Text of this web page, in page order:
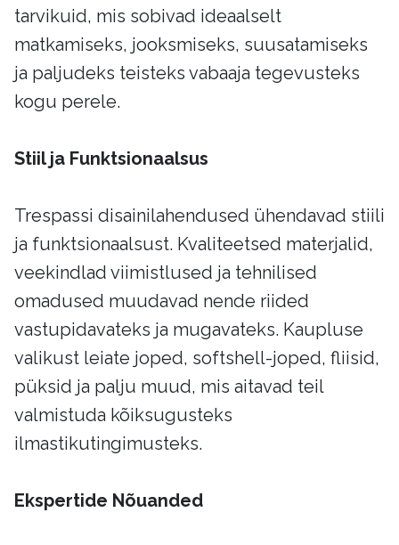
tarvikuid, mis sobivad ideaalselt
matkamiseks, jooksmiseks, suusatamiseks
ja paljudeks teisteks vabaaja tegevusteks
kogu perele.
Stiil ja Funktsionaalsus
Trespassi disainilahendused ühendavad stiili
ja funktsionaalsust. Kvaliteetsed materjalid,
veekindlad viimistlused ja tehnilised
omadused muudavad nende riided
vastupidavateks ja mugavateks. Kaupluse
valikust leiate joped, softshell-joped, fliisid,
püksid ja palju muud, mis aitavad teil
valmistuda kõiksugusteks
ilmastikutingimusteks.
Ekspertide Nõuanded